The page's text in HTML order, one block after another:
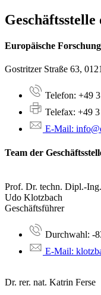
Europäische
Gostritzer Straße 63,
Telefon: +49
Telefax: +49
E-Mail:
Team der
Prof. Dr. techn. Dipl.-Ing.
Udo Klotzbach
Geschäftsführer
Durchwahl: -
E-Mail:
Dr. rer. nat. Katrin Ferse